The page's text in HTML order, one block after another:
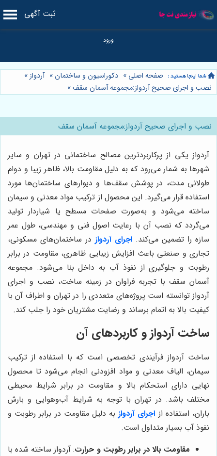
ثبت آگهی
صفحه اصلی » دکوراسیون و ساختمان » آردواز»
نصب و اجرای صحیح آردواز:مجموعه آسمان سقف»
نصب و اجرای صحیح آردواز:مجموعه آسمان سقف
آردواز یکی از پرکاربردترین مصالح ساختمانی در تهران و سایر
شهرها به شمار می‌رود که به دلیل مقاومت بالا، ظاهر زیبا و دوام
طولانی مدت، در پوشش سقف‌ها و دیوارهای ساختمان‌ها مورد
استفاده قرار می‌گیرد. این محصول از ترکیب مواد معدنی و سیمان
ساخته می‌شود و به‌صورت صفحات مسطح یا شیاردار تولید
می‌گردد که نصب آن با رعایت اصول فنی و مهندسی، طول عمر
سازه را تضمین می‌کند. اجرای آردواز در ساختمان‌های مسکونی،
تجاری و صنعتی باعث افزایش زیبایی ظاهری، مقاومت در برابر
رطوبت و جلوگیری از نفوذ آب به داخل بنا می‌شود. مجموعه
آسمان سقف با تجربه فراوان در زمینه ساخت، نصب و اجرای
آردواز توانسته است پروژه‌های متعددی را در تهران و اطراف آن با
کیفیت بالا به اتمام برساند و رضایت مشتریان خود را جلب کند.
ساخت آردواز و کاربردهای آن
ساخت آردواز فرآیندی تخصصی است که با استفاده از ترکیب
سیمان، الیاف معدنی و مواد افزودنی انجام می‌شود تا محصول
نهایی دارای استحکام بالا و مقاومت در برابر شرایط محیطی
مختلف باشد. در تهران با توجه به شرایط آب‌وهوایی و بارش
باران، استفاده از اجرای آردواز به دلیل مقاومت در برابر رطوبت و
نفوذ آب بسیار متداول است.
مقاومت بالا در برابر رطوبت و حرارت: آردواز ساخته شده با